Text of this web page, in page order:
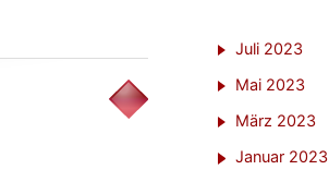
Juli 2023
Mai 2023
März 2023
Januar 2023